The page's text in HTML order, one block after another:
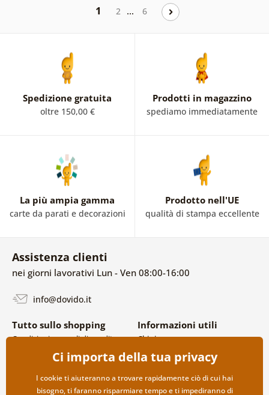
1 2 … 6
Spedizione gratuita
oltre 150,00 €
Prodotti in magazzino
spediamo immediatamente
La più ampia gamma
carte da parati e decorazioni
Prodotto nell'UE
qualità di stampa eccellente
Assistenza clienti
nei giorni lavorativi Lun - Ven 08:00-16:00
info@dovido.it
Tutto sullo shopping
Condizioni generali di vendita e
Politica sulla privacy
Opzioni di spedizione e
pagamento
Informazioni utili
Chi siamo
FAQ
Contatti
Collaborazione all’ingrosso
Ci importa della tua privacy
I cookie ti aiuteranno a trovare rapidamente ciò di cui hai
bisogno, ti faranno risparmiare tempo e ti impediranno di